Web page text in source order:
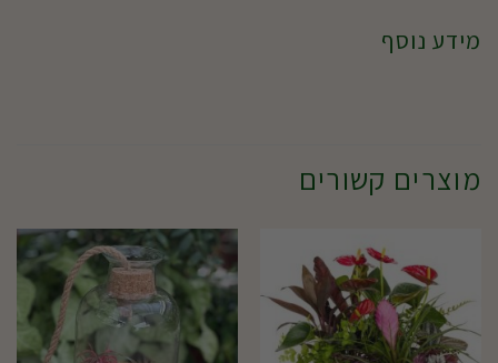
מידע נוסף
מוצרים קשורים